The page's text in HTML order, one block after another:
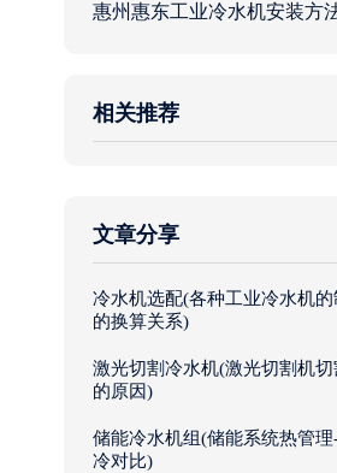
惠州惠东工业冷水机安装方
相关推荐
文章分享
冷水机选配(各种工业冷水机
的换算关系)
激光切割冷水机(激光切割机
的原因)
储能冷水机组(储能系统热管理
冷对比)